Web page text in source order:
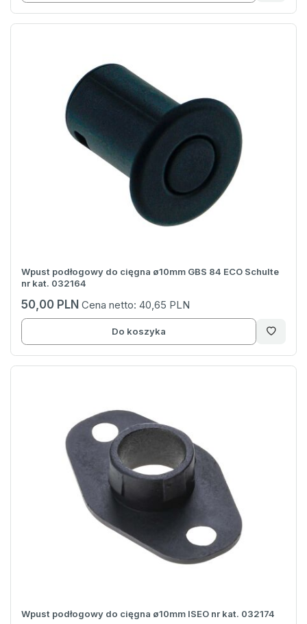
Wpust podłogowy do cięgna ø10mm GBS 84 ECO Schulte
nr kat. 032164
50,00 PLN Cena netto: 40,65 PLN
Do koszyka
Wpust podłogowy do cięgna ø10mm ISEO nr kat. 032174